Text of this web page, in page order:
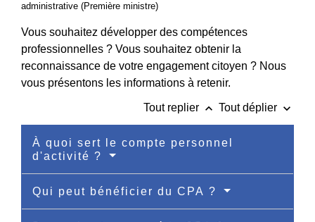
administrative (Première ministre)
Vous souhaitez développer des compétences
professionnelles ? Vous souhaitez obtenir la
reconnaissance de votre engagement citoyen ? Nous
vous présentons les informations à retenir.
Tout replier keyboard_arrow_up Tout déplier keyboard_arrow_down
À quoi sert le compte personnel
d'activité ?
Qui peut bénéficier du CPA ?